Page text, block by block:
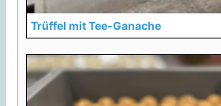
Trüffel mit Tee-Ganache